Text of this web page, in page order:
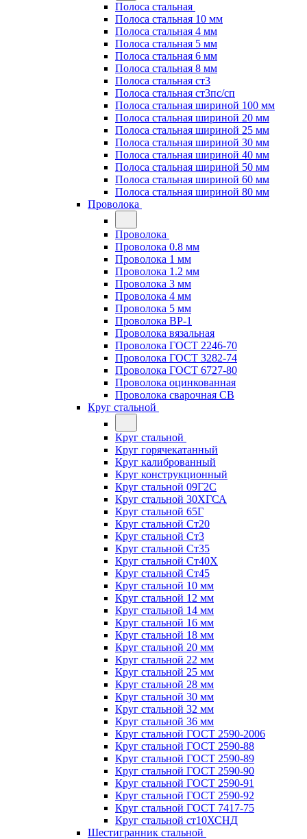
Полоса стальная
Полоса стальная 10 мм
Полоса стальная 4 мм
Полоса стальная 5 мм
Полоса стальная 6 мм
Полоса стальная 8 мм
Полоса стальная ст3
Полоса стальная ст3пс/сп
Полоса стальная шириной 100 мм
Полоса стальная шириной 20 мм
Полоса стальная шириной 25 мм
Полоса стальная шириной 30 мм
Полоса стальная шириной 40 мм
Полоса стальная шириной 50 мм
Полоса стальная шириной 60 мм
Полоса стальная шириной 80 мм
Проволока
Проволока
Проволока 0.8 мм
Проволока 1 мм
Проволока 1.2 мм
Проволока 3 мм
Проволока 4 мм
Проволока 5 мм
Проволока ВР-1
Проволока вязальная
Проволока ГОСТ 2246-70
Проволока ГОСТ 3282-74
Проволока ГОСТ 6727-80
Проволока оцинкованная
Проволока сварочная СВ
Круг стальной
Круг стальной
Круг горячекатанный
Круг калиброванный
Круг конструкционный
Круг стальной 09Г2С
Круг стальной 30ХГСА
Круг стальной 65Г
Круг стальной Ст20
Круг стальной Ст3
Круг стальной Ст35
Круг стальной Ст40Х
Круг стальной Ст45
Круг стальной 10 мм
Круг стальной 12 мм
Круг стальной 14 мм
Круг стальной 16 мм
Круг стальной 18 мм
Круг стальной 20 мм
Круг стальной 22 мм
Круг стальной 25 мм
Круг стальной 28 мм
Круг стальной 30 мм
Круг стальной 32 мм
Круг стальной 36 мм
Круг стальной ГОСТ 2590-2006
Круг стальной ГОСТ 2590-88
Круг стальной ГОСТ 2590-89
Круг стальной ГОСТ 2590-90
Круг стальной ГОСТ 2590-91
Круг стальной ГОСТ 2590-92
Круг стальной ГОСТ 7417-75
Круг стальной ст10ХСНД
Шестигранник стальной